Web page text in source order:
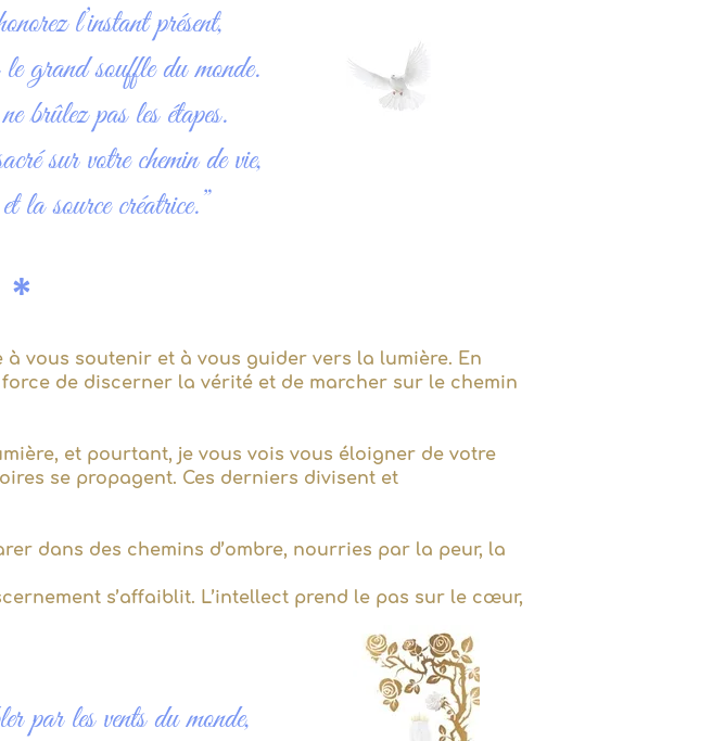
l’instant présent,
le grand souffle du monde.
brûlez pas les étapes.
sur votre chemin de vie,
la source créatrice.”
*
vous soutenir et à vous guider vers la lumière. En
de discerner la vérité et de marcher sur le chemin
et pourtant, je vous vois vous éloigner de votre
se propagent. Ces derniers divisent et
dans des chemins d’ombre, nourries par la peur, la
s’affaiblit. L’intellect prend le pas sur le cœur,
par les vents du monde,